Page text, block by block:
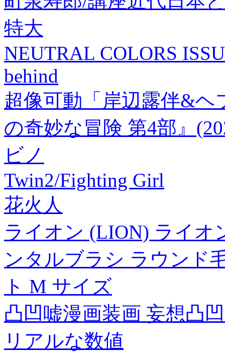
特大
NEUTRAL COLORS
behind
超像可動「岸辺露伴&
の奇妙な冒険 第4部』
ビノ
Twin2/Fighting Girl
花火人
ライオン (LION) ライオ
ンタルブラシ ラウンド
ト M サイズ
凸凹嘘漫画装画 妄想凸
リアルな数値